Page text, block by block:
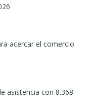
acercar el comercio
asistencia con 8.368